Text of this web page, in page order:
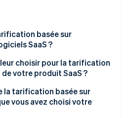
Stripe construit l’infrastructure
basée sur
SaaS ?
choisir pour la tarification
votre produit SaaS ?
la tarification basée sur
vous avez choisi votre